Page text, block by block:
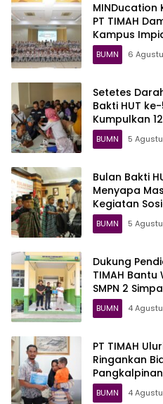
MINDucation
PT TIMAH
Kampus
BUMN 6
Setetes
Bakti HUT
Kumpulkan
BUMN 5
Bulan Bakti
Menyapa
Kegiatan
Langsung
BUMN 5
Dukung
TIMAH
SMPN 2
BUMN 4
PT TIMAH
Ringankan
BUMN 4